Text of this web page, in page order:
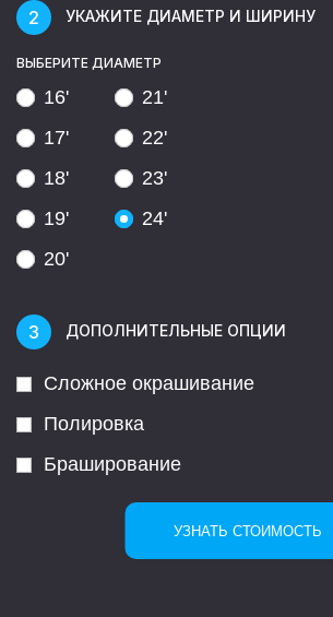
УКАЖИТЕ ДИАМЕТР И ШИРИНУ
ВЫБЕРИТЕ ДИАМЕТР
16'
17'
18'
19'
20'
21'
22'
23'
24'
ДОПОЛНИТЕЛЬНЫЕ ОПЦИИ
Сложное окрашивание
Полировка
Браширование